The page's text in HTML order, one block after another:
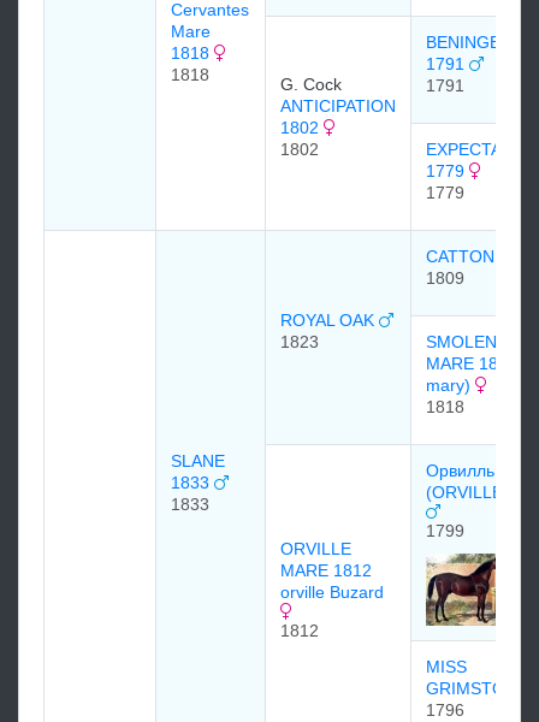
Cervantes
Mare
1818
1818
G. Cock
ANTICIPATION
1802
1802
1791
1791
1779
1779
SLANE
1833
1833
ROYAL OAK
1823
CATTON
1809
SMOLENSKO
MARE 1818
mary)
1818
ORVILLE
MARE 1812
orville Buzard
1812
Орвилль
1799
MISS
GRIMSTONE
1796